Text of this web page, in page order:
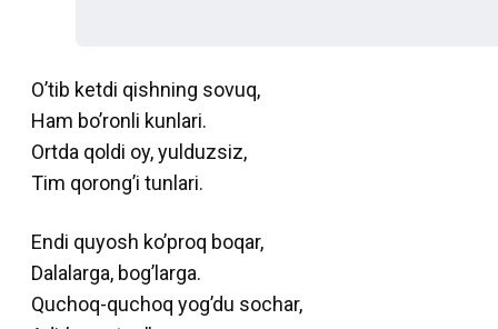
O’tib ketdi qishning sovuq,
Ham bo’ronli kunlari.
Ortda qoldi oy, yulduzsiz,
Tim qorong’i tunlari.
Endi quyosh ko’proq boqar,
Dalalarga, bog’larga.
Quchoq-quchoq yog’du sochar,